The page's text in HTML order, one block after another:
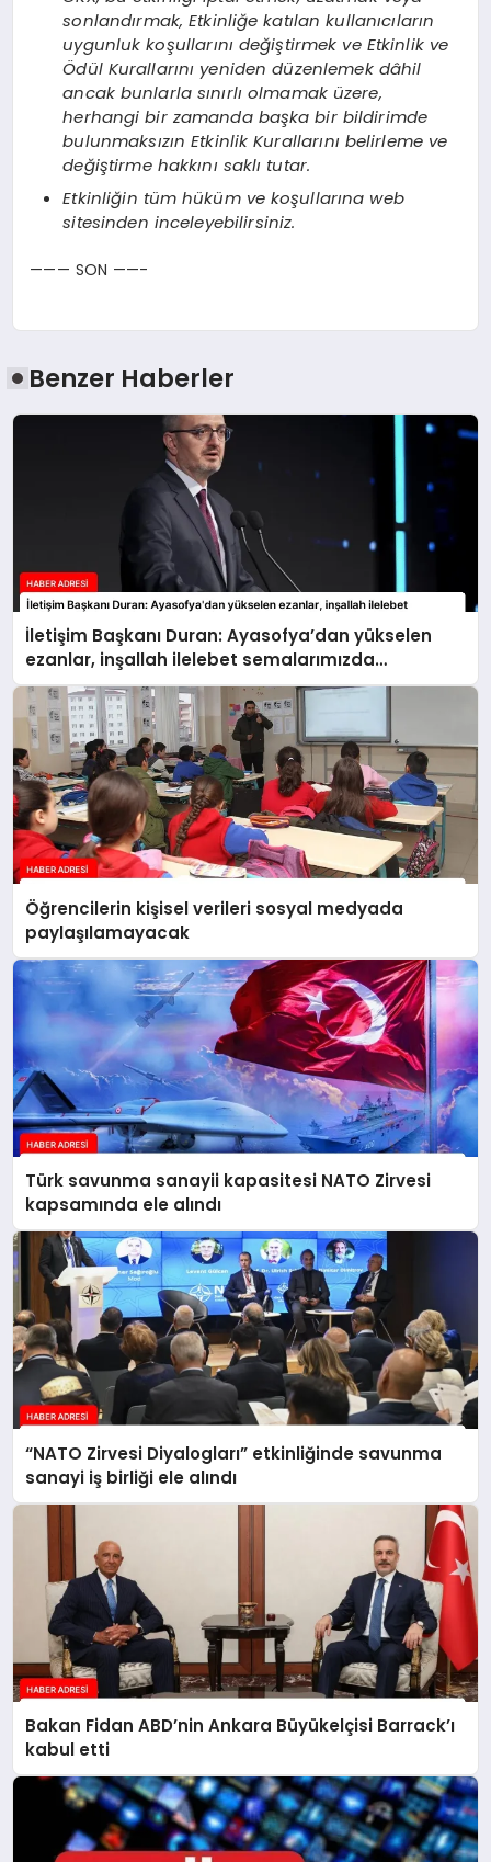
sonlandırmak, Etkinliğe katılan kullanıcıların
uygunluk koşullarını değiştirmek ve Etkinlik ve
Ödül Kurallarını yeniden düzenlemek dâhil
ancak bunlarla sınırlı olmamak üzere,
herhangi bir zamanda başka bir bildirimde
bulunmaksızın Etkinlik Kurallarını belirleme ve
değiştirme hakkını saklı tutar.
Etkinliğin tüm hüküm ve koşullarına web
sitesinden inceleyebilirsiniz.
——— SON ——-
Benzer Haberler
İletişim Başkanı Duran: Ayasofya’dan yükselen
ezanlar, inşallah ilelebet semalarımızda
yankılanmaya devam edecektir
Öğrencilerin kişisel verileri sosyal medyada
paylaşılamayacak
Türk savunma sanayii kapasitesi NATO Zirvesi
kapsamında ele alındı
“NATO Zirvesi Diyalogları” etkinliğinde savunma
sanayi iş birliği ele alındı
Bakan Fidan ABD’nin Ankara Büyükelçisi Barrack’ı
kabul etti